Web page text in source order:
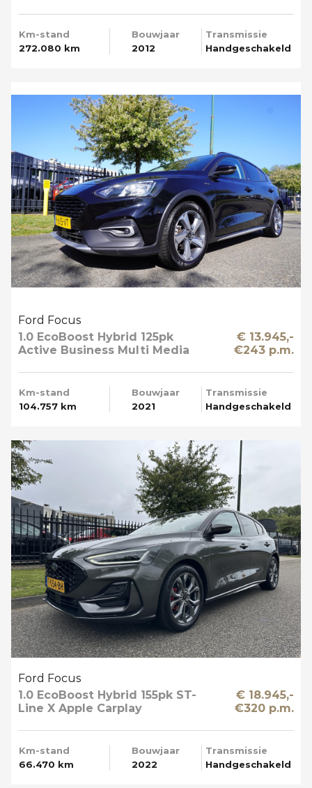
Km-stand
272.080 km
Bouwjaar
2012
Transmissie
Handgeschakeld
Ford Focus
1.0 EcoBoost Hybrid 125pk
Active Business Multi Media
€ 13.945,-
€243 p.m.
Km-stand
104.757 km
Bouwjaar
2021
Transmissie
Handgeschakeld
Ford Focus
1.0 EcoBoost Hybrid 155pk ST-
Line X Apple Carplay
€ 18.945,-
€320 p.m.
Km-stand
66.470 km
Bouwjaar
2022
Transmissie
Handgeschakeld